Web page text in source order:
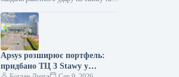
пошкоджено складські та…
Apsys розширює портфель:
придбано ТЦ 3 Stawy у